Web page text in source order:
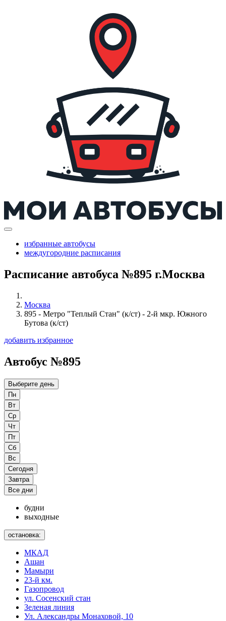
избранные автобусы
междугородние расписания
Расписание автобуса №895 г.Москва
Москва
895 - Метро "Теплый Стан" (к/ст) - 2-й мкр. Южного
Бутова (к/ст)
добавить избранное
Автобус №895
Выберите день
Пн
Вт
Ср
Чт
Пт
Сб
Вс
Сегодня
Завтра
Все дни
будни
выходные
остановка:
МКАД
Ашан
Мамыри
23-й км.
Газопровод
ул. Сосенский стан
Зеленая линия
Ул. Александры Монаховой, 10